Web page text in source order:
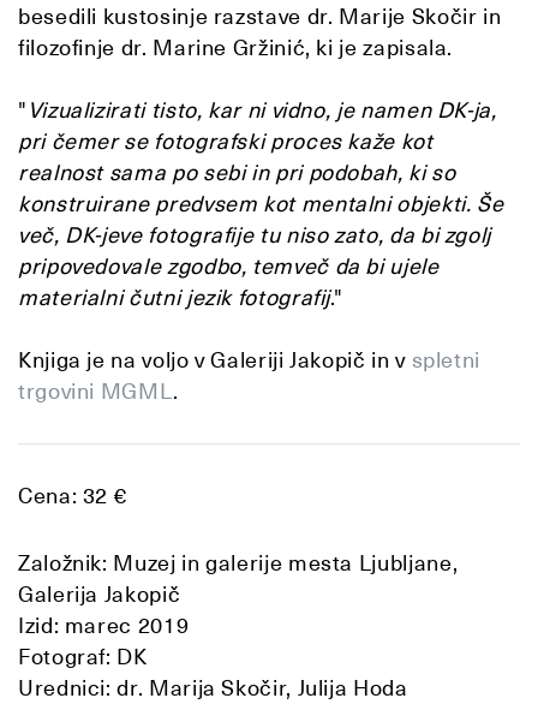
besedili kustosinje razstave dr. Marije Skočir in
filozofinje dr. Marine Gržinić, ki je zapisala.
" Vizualizirati tisto, kar ni vidno, je namen DK-ja,
pri čemer se fotografski proces kaže kot
realnost sama po sebi in pri podobah, ki so
konstruirane predvsem kot mentalni objekti. Še
več, DK-jeve fotografije tu niso zato, da bi zgolj
pripovedovale zgodbo, temveč da bi ujele
materialni čutni jezik fotografij."
Knjiga je na voljo v Galeriji Jakopič in v spletni
trgovini MGML.
Cena: 32 €
Založnik: Muzej in galerije mesta Ljubljane,
Galerija Jakopič
Izid: marec 2019
Fotograf: DK
Urednici: dr. Marija Skočir, Julija Hoda